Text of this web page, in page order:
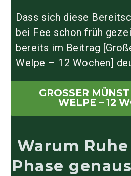
Dass sich diese
bei Fee schon früh
bereits im Beitrag
Welpe – 12 Wochen]
GROSSER
ELPE – 12
Warum
Phase